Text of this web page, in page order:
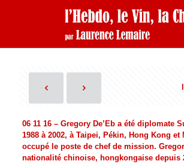
06 11 16 – Gregory De’Eb a été diplomate
1988 à 2002, à Taipei, Pékin, Hong Kong et
occupé le poste de chef de mission.
nationalité chinoise, hongkongaise depuis